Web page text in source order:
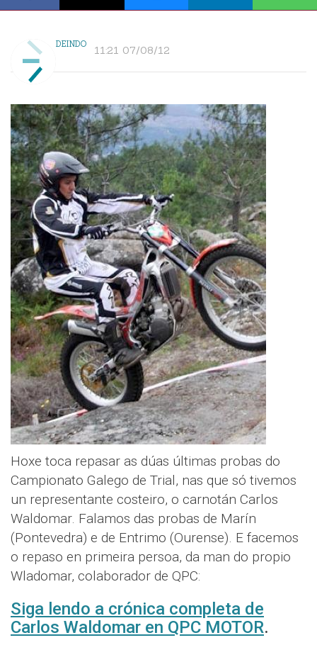
DEINDO 11:21 07/08/12
Hoxe toca repasar as dúas últimas probas do
Campionato Galego de Trial, nas que só tivemos
un representante costeiro, o carnotán Carlos
Waldomar. Falamos das probas de Marín
(Pontevedra) e de Entrimo (Ourense). E facemos
o repaso en primeira persoa, da man do propio
Wladomar, colaborador de QPC:
Siga lendo a crónica completa de
Carlos Waldomar en QPC MOTOR.